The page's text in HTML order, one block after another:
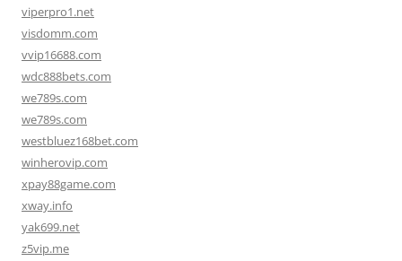
viperpro1.net
visdomm.com
vvip16688.com
wdc888bets.com
we789s.com
we789s.com
westbluez168bet.com
winherovip.com
xpay88game.com
xway.info
yak699.net
z5vip.me